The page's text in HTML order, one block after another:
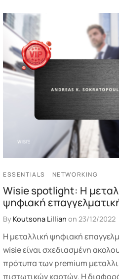
ESSENTIALS NETWORKING
Wisie spotlight: Η
ψηφιακή
By Koutsona Lillian on 23/12/2022
Η μεταλλική ψηφιακή
wisie είναι σχεδιασμένη
πρότυπα των premium
πιστωτικών καρτών. Η διαφορά